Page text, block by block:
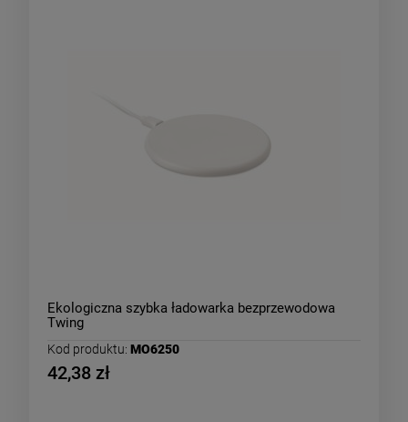
Ekologiczna szybka ładowarka bezprzewodowa
Twing
Kod produktu: MO6250
42,38 zł